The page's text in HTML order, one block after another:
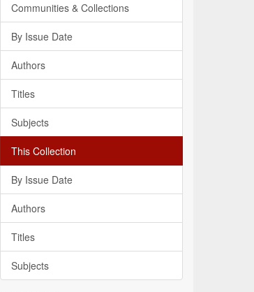
Communities & Collections
By Issue Date
Authors
Titles
Subjects
This Collection
By Issue Date
Authors
Titles
Subjects